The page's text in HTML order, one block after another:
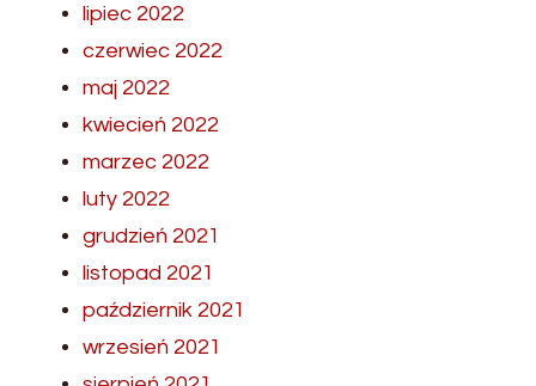
lipiec 2022
czerwiec 2022
maj 2022
kwiecień 2022
marzec 2022
luty 2022
grudzień 2021
listopad 2021
październik 2021
wrzesień 2021